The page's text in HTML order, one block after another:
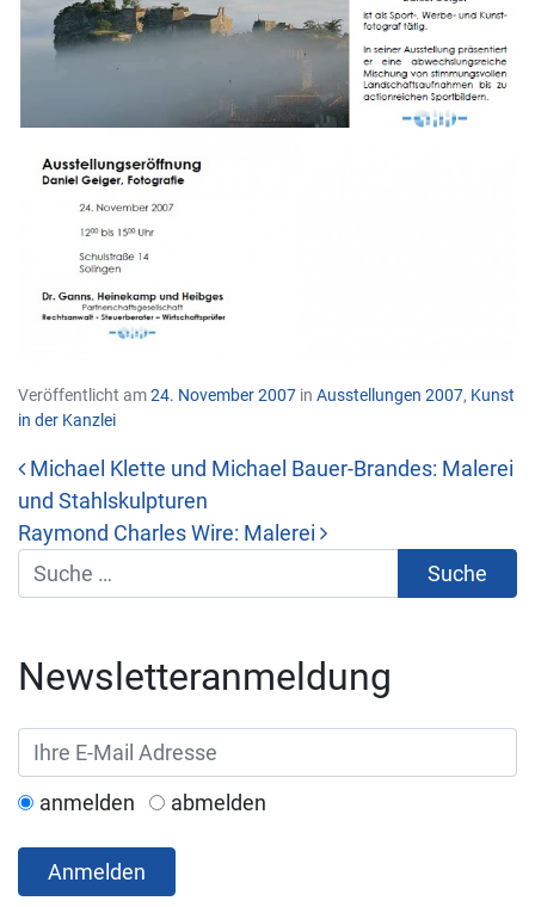
Veröffentlicht am24. November 2007 in Ausstellungen 2007, Kunst
in der Kanzlei
Beitrags-Navigation
Michael Klette und Michael Bauer-Brandes: Malerei
und Stahlskulpturen
Raymond Charles Wire: Malerei
Suche
Newsletteranmeldung
anmelden abmelden
Anmelden